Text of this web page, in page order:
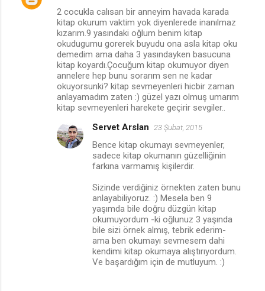
2 cocukla calısan bir anneyim havada karada
kitap okurum vaktim yok diyenlerede inanılmaz
kızarım.9 yasındaki oğlum benim kitap
okudugumu gorerek buyudu ona asla kitap oku
demedim ama daha 3 yasındayken basucuna
kitap koyardı.Çocuğum kitap okumuyor diyen
annelere hep bunu sorarım sen ne kadar
okuyorsunki? kitap sevmeyenleri hicbir zaman
anlayamadım zaten :) güzel yazı olmuş umarım
kitap sevmeyenleri harekete geçirir sevgiler..
Servet Arslan 23 Şubat, 2015
Bence kitap okumayı sevmeyenler,
sadece kitap okumanın güzelliğinin
farkına varmamış kişilerdir.
Sizinde verdiğiniz örnekten zaten bunu
anlayabiliyoruz. :) Mesela ben 9
yaşımda bile doğru düzgün kitap
okumuyordum -ki oğlunuz 3 yaşında
bile sizi örnek almış, tebrik ederim-
ama ben okumayı sevmesem dahi
kendimi kitap okumaya alıştırıyordum.
Ve başardığım için de mutluyum. :)